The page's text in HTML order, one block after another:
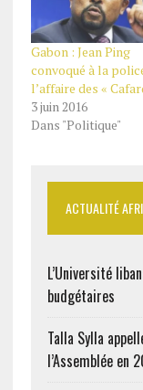
Gabon : Jean Ping
convoqué à la
l’affaire des «
3 juin 2016
Dans "Politique"
ACTUALITÉ
L’Université
budgétaires
Talla Sylla
l’Assemblée en